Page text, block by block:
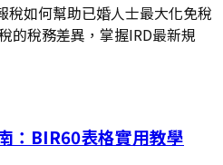
稅如何幫助已婚人士最大化免稅
的稅務差異，掌握IRD最新規
：BIR60表格實用教學